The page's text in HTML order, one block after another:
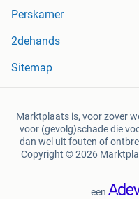
Perskamer
2dehands
Sitemap
Marktplaats is, voor zover
voor (gevolg)schade die
dan wel uit fouten of
Copyright © 2026
een